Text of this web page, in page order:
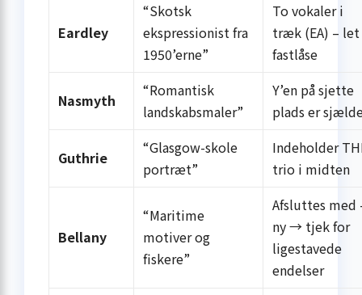
Eardley
“Skotsk
ekspressionist fra
1950’erne”
To vokaler i
træk (EA) –
fastlåse
Nasmyth
“Romantisk
landskabsmaler”
Y’en på sjette
plads er
Guthrie
“Glasgow-skole
portræt”
Indeholder
trio i midten
Bellany
“Maritime
motiver og
fiskere”
Afsluttes med
ny → tjek for
ligestavede
endelser